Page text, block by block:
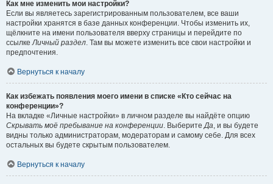
Как мне изменить мои настройки?
Если вы являетесь зарегистрированным пользователем, все ваши
настройки хранятся в базе данных конференции. Чтобы изменить их,
щёлкните на имени пользователя вверху страницы и перейдите по
ссылкеЛичный раздел. Там вы можете изменить все свои настройки и
предпочтения.
Вернуться к началу
Как избежать появления моего имени в списке «Кто сейчас на
конференции»?
На вкладке «Личные настройки» в личном разделе вы найдёте опцию
Скрывать моё пребывание на конференции. ВыберитеДа, и вы будете
видны только администраторам, модераторам и самому себе. Для всех
остальных вы будете скрытым пользователем.
Вернуться к началу